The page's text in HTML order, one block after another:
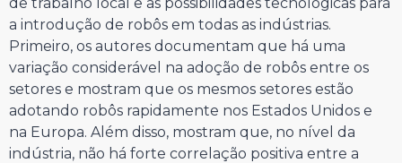
a introdução de robôs em todas as indústrias.
Primeiro, os autores documentam que há uma
variação considerável na adoção de robôs entre os
setores e mostram que os mesmos setores estão
adotando robôs rapidamente nos Estados Unidos e
na Europa. Além disso, mostram que, no nível da
indústria, não há forte correlação positiva entre a